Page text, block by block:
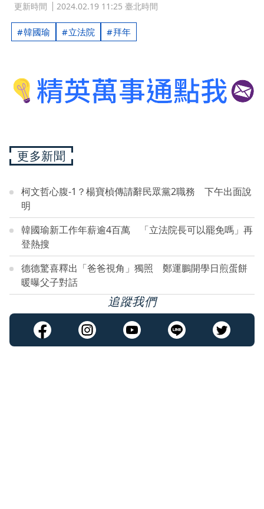
更新時間 2024.02.19 11:25 臺北時間
韓國瑜 立法院 拜年
更多新聞
柯文哲心腹-1？楊寶楨傳請辭民眾黨2職務 下午出面說
明
韓國瑜新工作年薪逾4百萬 「立法院長可以罷免嗎」再
登熱搜
德德驚喜釋出「爸爸視角」獨照 鄭運鵬開學日煎蛋餅
暖曝父子對話
追蹤我們